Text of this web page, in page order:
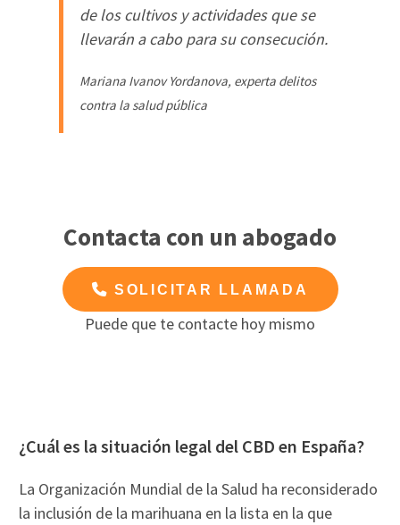
de los cultivos y actividades que se
llevarán a cabo para su consecución.
Mariana Ivanov Yordanova, experta delitos
contra la salud pública
Contacta con un abogado
SOLICITAR LLAMADA
Puede que te contacte hoy mismo
¿Cuál es la situación legal del CBD en España?
La Organización Mundial de la Salud ha reconsiderado
la inclusión de la marihuana en la lista en la que